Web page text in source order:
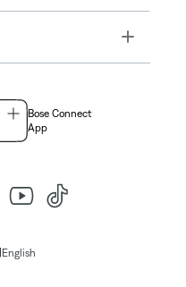
Toggle
Bose Connect
App
English